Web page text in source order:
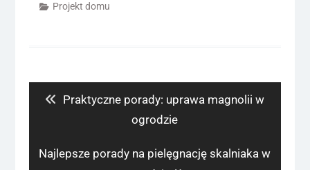
Projekt domu
Previous
Praktyczne porady: uprawa magnolii w
ogrodzie
Next
Najlepsze porady na pielęgnację skalniaka w